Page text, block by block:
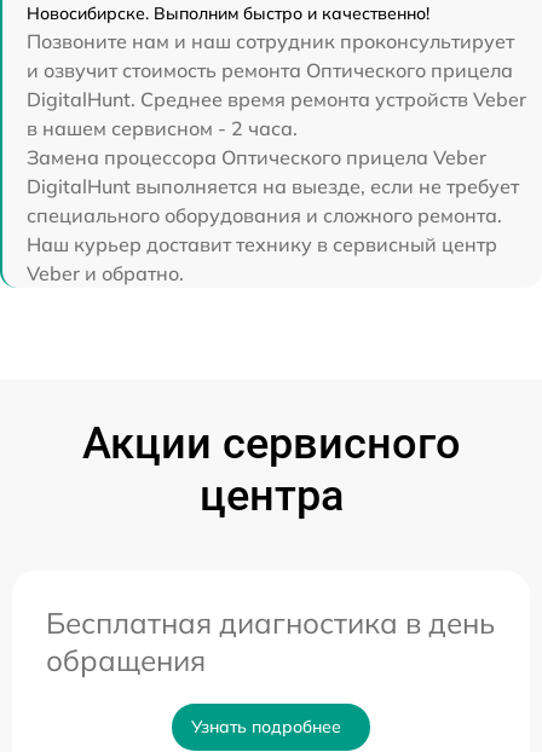
Новосибирске. Выполним быстро и качественно!
Позвоните нам и наш сотрудник проконсультирует
и озвучит стоимость ремонта Оптического прицела
DigitalHunt. Среднее время ремонта устройств Veber
в нашем сервисном - 2 часа.
Замена процессора Оптического прицела Veber
DigitalHunt выполняется на выезде, если не требует
специального оборудования и сложного ремонта.
Наш курьер доставит технику в сервисный центр
Veber и обратно.
Акции сервисного
центра
Бесплатная диагностика в день
обращения
Узнать подробнее